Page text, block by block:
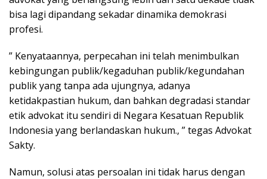
bisa lagi dipandang sekadar dinamika demokrasi
profesi.
” Kenyataannya, perpecahan ini telah menimbulkan
kebingungan publik/kegaduhan publik/kegundahan
publik yang tanpa ada ujungnya, adanya
ketidakpastian hukum, dan bahkan degradasi standar
etik advokat itu sendiri di Negara Kesatuan Republik
Indonesia yang berlandaskan hukum., ” tegas Advokat
Sakty.
Namun, solusi atas persoalan ini tidak harus dengan